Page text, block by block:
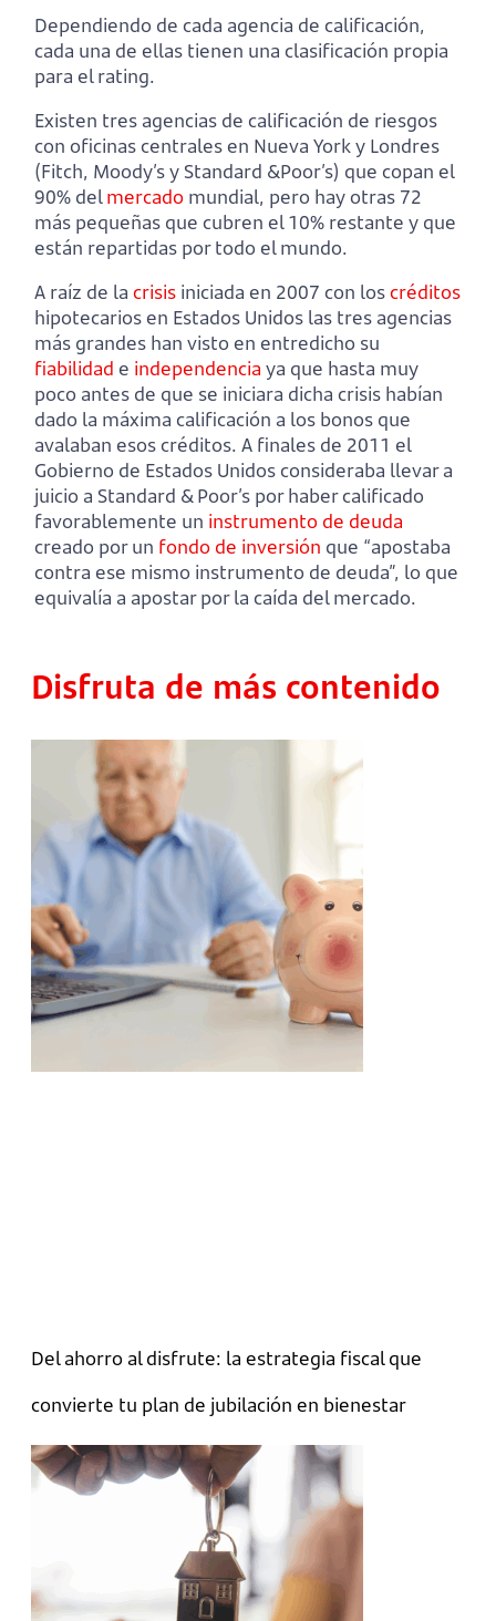
Dependiendo de cada agencia de calificación,
cada una de ellas tienen una clasificación propia
para el rating.
Existen tres agencias de calificación de riesgos
con oficinas centrales en Nueva York y Londres
(Fitch, Moody’s y Standard &Poor’s) que copan el
90% delmercado mundial, pero hay otras 72
más pequeñas que cubren el 10% restante y que
están repartidas por todo el mundo.
A raíz de la crisis iniciada en 2007 con loscréditos
hipotecarios en Estados Unidos las tres agencias
más grandes han visto en entredicho su
fiabilidad e independencia ya que hasta muy
poco antes de que se iniciara dicha crisis habían
dado la máxima calificación a los bonos que
avalaban esos créditos. A finales de 2011 el
Gobierno de Estados Unidos consideraba llevar a
juicio a Standard & Poor’s por haber calificado
favorablemente un instrumento de deuda
creado por un fondo de inversión que “apostaba
contra ese mismo instrumento de deuda”, lo que
equivalía a apostar por la caída del mercado.
Disfruta de más contenido
Del ahorro al disfrute: la estrategia fiscal que
convierte tu plan de jubilación en bienestar